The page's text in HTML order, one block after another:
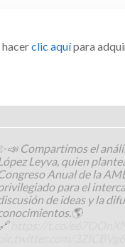
clic aquípara
✨📣 Compartimos el
Leyva, quien
Anual de la
para el
de ideas y la